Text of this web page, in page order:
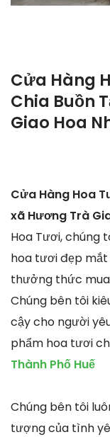
Cửa Hàng
Chia Buồn
Giao Hoa
Cửa Hàng Hoa
xã Hương Trà
Hoa Tươi, chúng
hoa tươi đẹp mắt
thưởng thức
Chúng bên tôi
cậy cho người
phẩm hoa tươi
Thành Phố Huế
Chúng bên tôi
tượng của tình